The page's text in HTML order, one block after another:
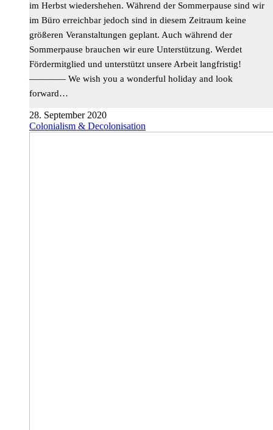
im Herbst wiedershehen. Während der Sommerpause sind wir
im Büro erreichbar jedoch sind in diesem Zeitraum keine
größeren Veranstaltungen geplant. Auch während der
Sommerpause brauchen wir eure Unterstützung. Werdet
Fördermitglied und unterstützt unsere Arbeit langfristig!
———— We wish you a wonderful holiday and look
forward…
28. September 2020
Colonialism & Decolonisation